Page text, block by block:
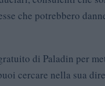
che potrebbero
di Paladin per
cercare nella sua